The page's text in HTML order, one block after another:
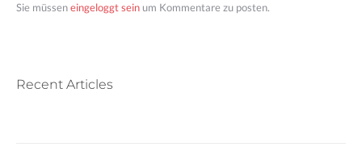
Sie müsseneingeloggt seinum Kommentare zu posten.
Recent Articles